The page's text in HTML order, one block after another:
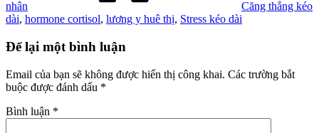
nhân
Căng thẳng kéo
dài, hormone cortisol, lương y huê thị, Stress kéo dài
Để lại một bình luận
Email của bạn sẽ không được hiển thị công khai. Các trường bắt
buộc được đánh dấu *
Bình luận *